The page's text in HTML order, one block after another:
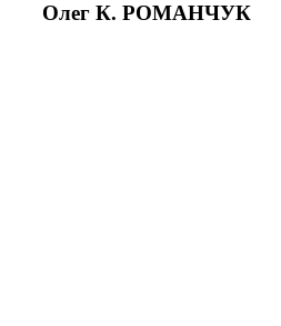
Олег К. РОМАНЧУК